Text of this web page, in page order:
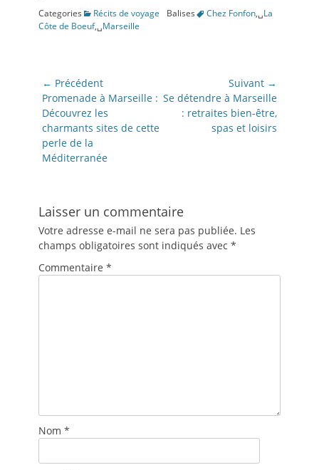
Categories Récits de voyage Balises Chez Fonfon,␣La
Côte de Boeuf,␣Marseille
Navigation
de
l’article
← Précédent
Article
précédent:
Promenade à Marseille :
Découvrez les
charmants sites de cette
perle de la
Méditerranée
Suivant →
Article
suivant:
Se détendre à Marseille
: retraites bien-être,
spas et loisirs
Laisser un commentaire
Votre adresse e-mail ne sera pas publiée. Les
champs obligatoires sont indiqués avec *
Commentaire *
Nom *